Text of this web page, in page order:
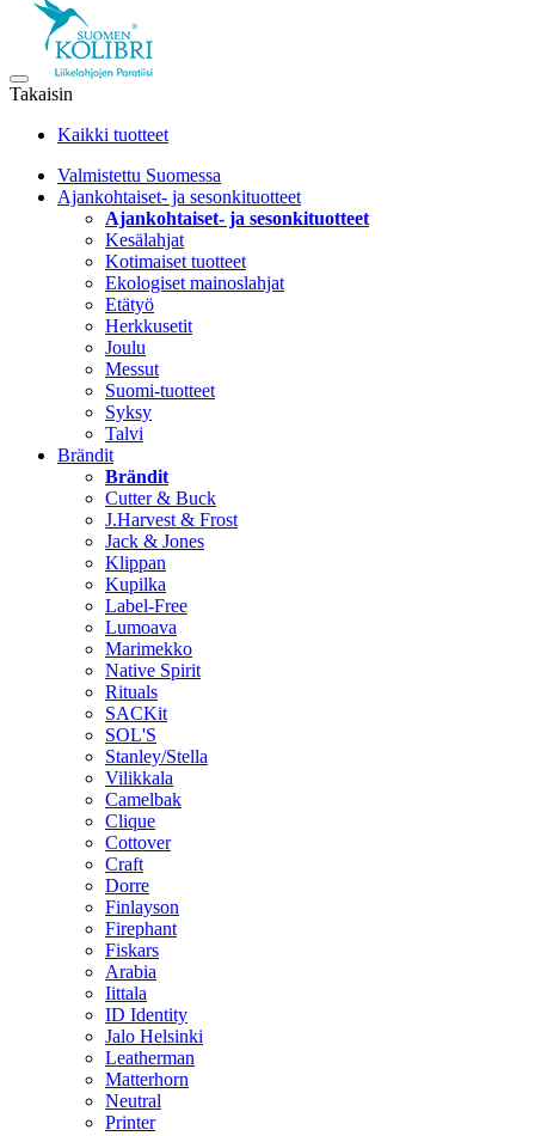
Takaisin
Kaikki tuotteet
Valmistettu Suomessa
Ajankohtaiset- ja sesonkituotteet
Ajankohtaiset- ja sesonkituotteet
Kesälahjat
Kotimaiset tuotteet
Ekologiset mainoslahjat
Etätyö
Herkkusetit
Joulu
Messut
Suomi-tuotteet
Syksy
Talvi
Brändit
Brändit
Cutter & Buck
J.Harvest & Frost
Jack & Jones
Klippan
Kupilka
Label-Free
Lumoava
Marimekko
Native Spirit
Rituals
SACKit
SOL'S
Stanley/Stella
Vilikkala
Camelbak
Clique
Cottover
Craft
Dorre
Finlayson
Firephant
Fiskars
Arabia
Iittala
ID Identity
Jalo Helsinki
Leatherman
Matterhorn
Neutral
Printer